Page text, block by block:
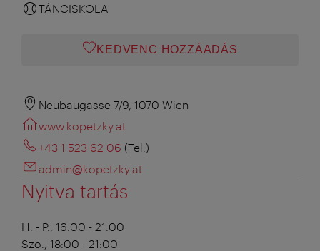
TÁNCISKOLA
KEDVENC HOZZÁADÁS
Neubaugasse 7/9, 1070 Wien
www.kopetzky.at
+43 1 523 62 06 (Tel.)
admin@kopetzky.at
Nyitva tartás
H. - P., 16:00 - 21:00
Szo., 18:00 - 21:00